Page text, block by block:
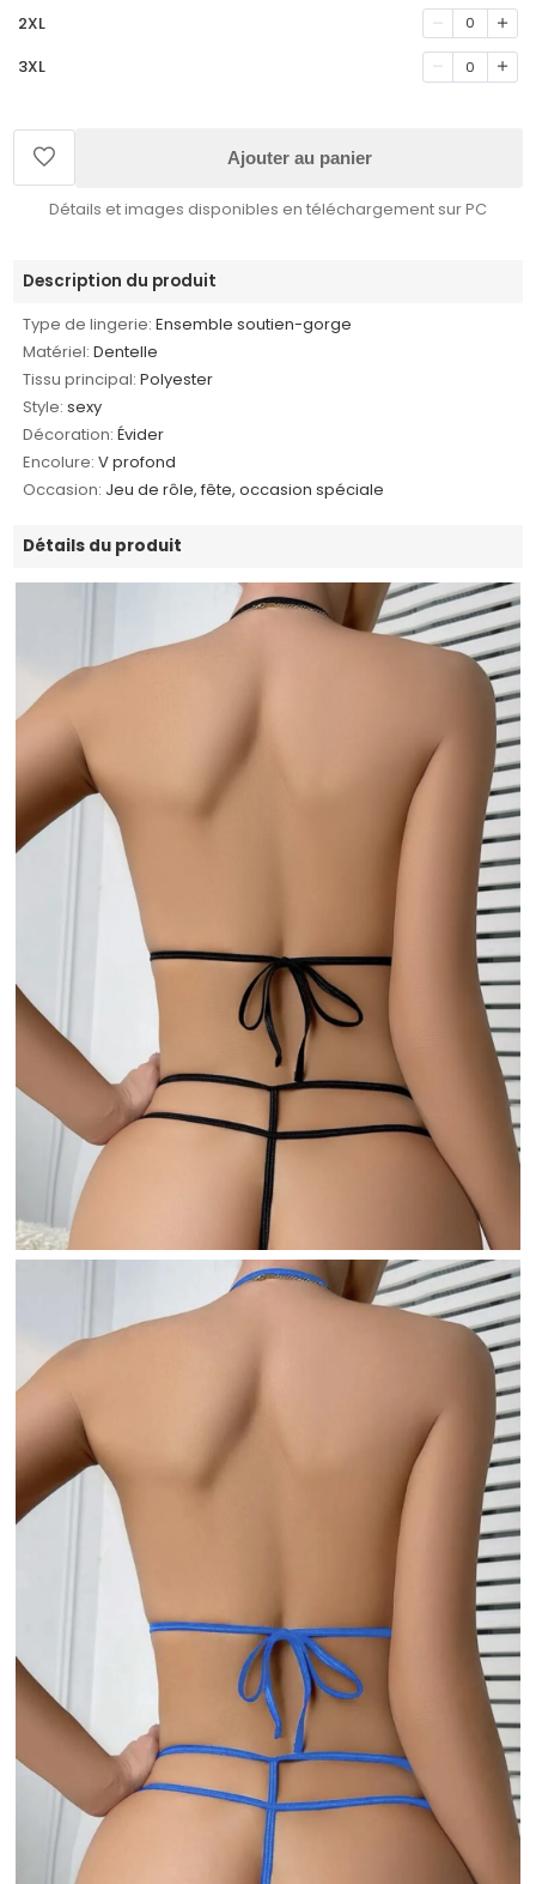
2XL 0
3XL 0
Ajouter au panier
Détails et images disponibles en téléchargement sur PC
Description du produit
Type de lingerie: Ensemble soutien-gorge
Matériel: Dentelle
Tissu principal: Polyester
Style: sexy
Décoration: Évider
Encolure: V profond
Occasion: Jeu de rôle, fête, occasion spéciale
Détails du produit